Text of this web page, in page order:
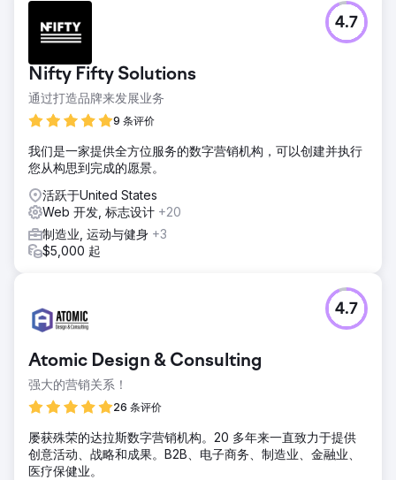
Nifty Fifty Solutions
通过打造品牌来发展业务
9 条评价
4.7
我们是一家提供全方位服务的数字营销机构，可以创建并执行
您从构思到完成的愿景。
活跃于United States
Web 开发, 标志设计 +20
制造业, 运动与健身 +3
$5,000 起
Atomic Design & Consulting
强大的营销关系！
26 条评价
4.7
屡获殊荣的达拉斯数字营销机构。20 多年来一直致力于提供
创意活动、战略和成果。B2B、电子商务、制造业、金融业、
医疗保健业。